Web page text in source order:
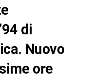
di
Nuovo
ore